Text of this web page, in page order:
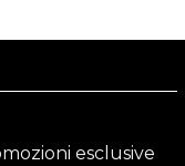
esclusive